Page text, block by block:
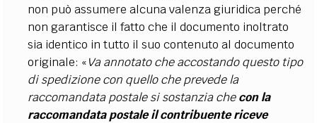
non può assumere alcuna valenza giuridica perché
non garantisce il fatto che il documento inoltrato
sia identico in tutto il suo contenuto al documento
originale: «Va annotato che accostando questo tipo
di spedizione con quello che prevede la
raccomandata postale si sostanzia checon la
raccomandata postale il contribuente riceve